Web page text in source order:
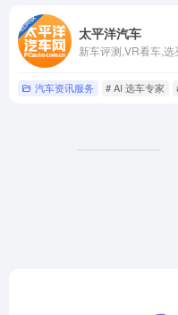
标
签
为
太平洋汽车
新车评测,VR看车,
汽车资讯服务 # AI 选车专家